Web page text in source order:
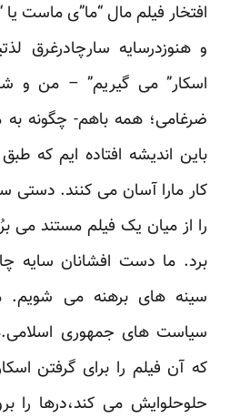
افتخار فیلم مال “ما”ی ماست
و هنوزدرسایه سارچادرغرق
اسکار” می گیریم” – من و
ضرغامی؛ همه باهم- چگونه به
باین اندیشه افتاده ایم که
کار مارا آسان می کنند. دستی
را از میان یک فیلم مستند می
برد. ما دست افشانان سایه
سینه های برهنه می شویم.
سیاست های جمهوری
که آن فیلم را برای گرفتن
حلوحلوایش می کند،درها را